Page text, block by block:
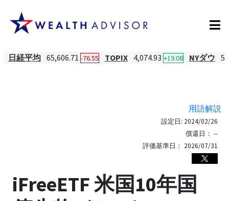
日経平均 65,606.71 -76.55 TOPIX 4,074.93 +19.08 NYダウ
用語解説
設定日: 2024/02/26
償還日： --
評価基準日： 2026/07/31
iFreeETF 米国10年国